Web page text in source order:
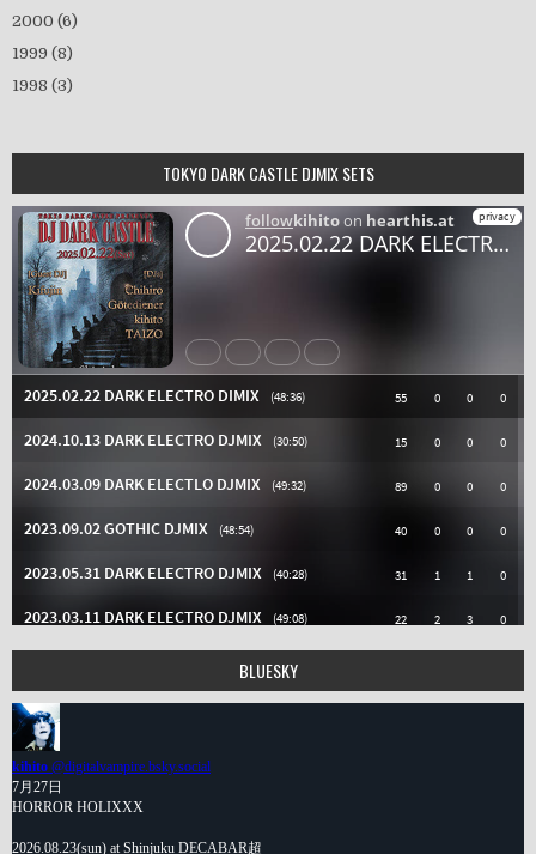
2000 (6)
1999 (8)
1998 (3)
TOKYO DARK CASTLE DJMIX SETS
BLUESKY